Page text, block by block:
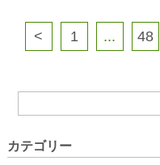
< 1 ... 48
カテゴリー